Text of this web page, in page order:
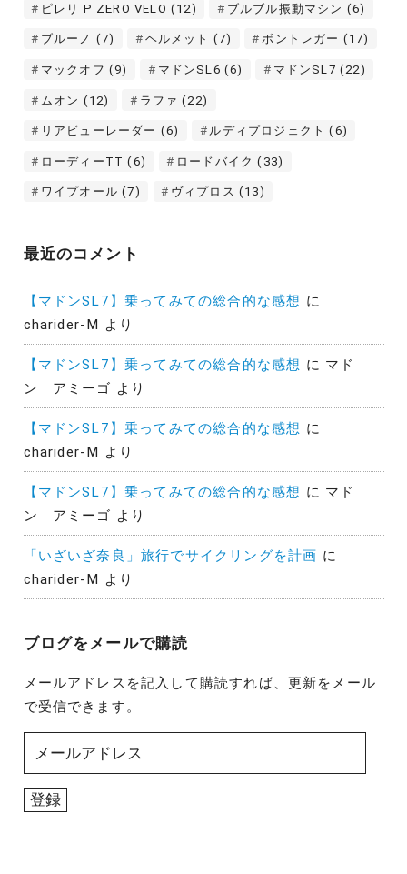
ピレリ P ZERO VELO (12) ブルブル振動マシン (6)
ブルーノ (7) ヘルメット (7) ボントレガー (17)
マックオフ (9) マドンSL6 (6) マドンSL7 (22)
ムオン (12) ラファ (22)
リアビューレーダー (6) ルディプロジェクト (6)
ローディーTT (6) ロードバイク (33)
ワイプオール (7) ヴィプロス (13)
最近のコメント
【マドンSL7】乗ってみての総合的な感想 に
charider-M より
【マドンSL7】乗ってみての総合的な感想 に マド
ン アミーゴ より
【マドンSL7】乗ってみての総合的な感想 に
charider-M より
【マドンSL7】乗ってみての総合的な感想 に マド
ン アミーゴ より
「いざいざ奈良」旅行でサイクリングを計画 に
charider-M より
ブログをメールで購読
メールアドレスを記入して購読すれば、更新をメール
で受信できます。
ル
ア
登録